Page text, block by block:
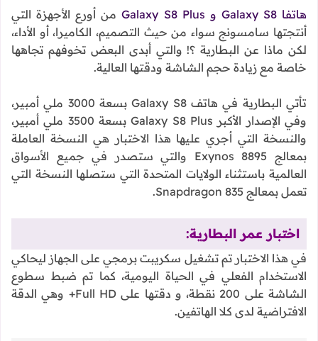
هاتفا Galaxy S8 و Galaxy S8 Plus
من أورع الأجهزة التي
أنتجتها سامسونج سواء من حيث التصميم، الكاميرا، أو الأداء،
لكن ماذا عن البطارية ؟! والتي أبدى البعض تخوفهم تجاهها
خاصة مع زيادة حجم الشاشة ودقتها العالية.
تأتي البطارية في هاتف Galaxy S8 بسعة 3000 ملي أمبير،
وفي الإصدار الأكبر Galaxy S8 Plus بسعة 3500 ملي أمبير،
والنسخة التي أجري عليها هذا الاختبار هي النسخة العاملة
بمعالج Exynos 8895 والتي ستصدر في جميع الأسواق
العالمية باستثناء الولايات المتحدة التي ستصلها النسخة التي
تعمل بمعالج Snapdragon 835.
اختبار عمر البطارية:
في هذا الاختبار تم تشغيل سكريبت برمجي على الجهاز ليحاكي
الاستخدام الفعلي في الحياة اليومية، كما تم ضبط سطوع
الشاشة على 200 نقطة، و دقتها على Full HD+ وهي الدقة
الافتراضية لدى كلا الهاتفين.